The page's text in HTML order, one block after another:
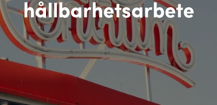
hållbarhetsarbete